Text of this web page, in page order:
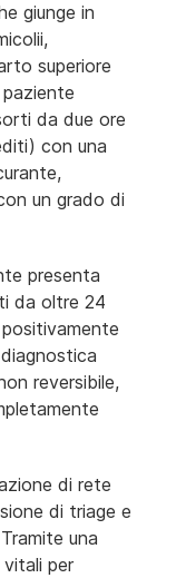
giunge in
superiore
da due ore
con una
un grado di
presenta
da oltre 24
reversibile,
di rete
di triage e
una
per